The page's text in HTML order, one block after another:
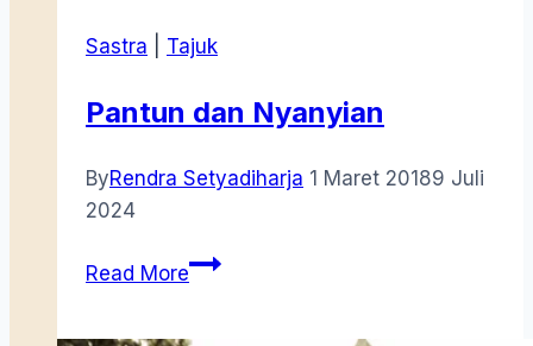
Sastra Tajuk
Pantun dan Nyanyian
ByRendra Setyadiharja 1 Maret 20189 Juli
2024
Read MorePantun